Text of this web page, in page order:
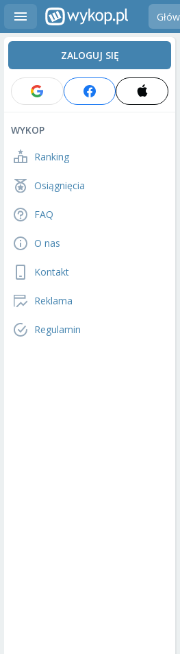
ZALOGUJ SIĘ
WYKOP
Ranking
Osiągnięcia
FAQ
O nas
Kontakt
Reklama
Regulamin